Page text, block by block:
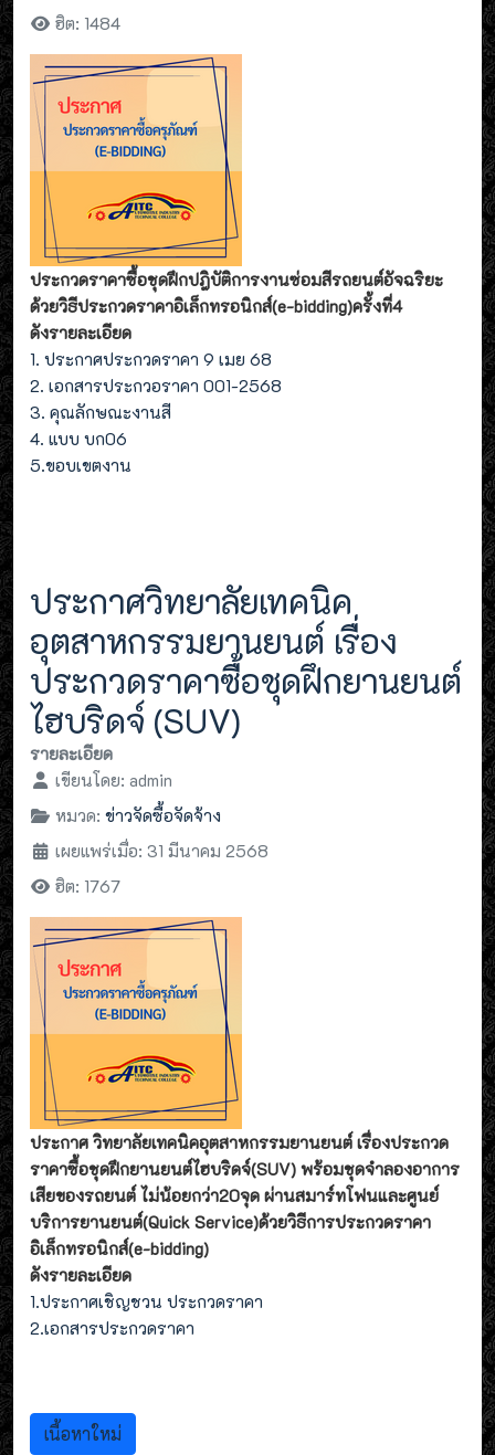
ฮิต: 1484
ประกวดราคาซื้อชุดฝึกปฎิบัติการงานซ่อมสีรถยนต์อัจฉริยะ
ด้วยวิธีประกวดราคาอิเล็กทรอนิกส์(e-bidding)ครั้งที่4
ดังรายละเอียด
1. ประกาศประกวดราคา 9 เมย 68
2. เอกสารประกวอราคา 001-2568
3. คุณลักษณะงานสี
4. แบบ บก06
5.ขอบเขตงาน
ประกาศวิทยาลัยเทคนิค
อุตสาหกรรมยานยนต์ เรื่อง
ประกวดราคาซื้อชุดฝึกยานยนต์
ไฮบริดจ์ (SUV)
รายละเอียด
เขียนโดย: admin
หมวด: ข่าวจัดซื้อจัดจ้าง
เผยแพร่เมื่อ: 31 มีนาคม 2568
ฮิต: 1767
ประกาศ วิทยาลัยเทคนิคอุตสาหกรรมยานยนต์ เรื่องประกวด
ราคาซื้อชุดฝึกยานยนต์ไฮบริดจ์(SUV) พร้อมชุดจำลองอาการ
เสียของรถยนต์ ไม่น้อยกว่า20จุด ผ่านสมาร์ทโฟนและศูนย์
บริการยานยนต์(Quick Service)ด้วยวิธีการประกวดราคา
อิเล็กทรอนิกส์(e-bidding)
ดังรายละเอียด
1.ประกาศเชิญชวน ประกวดราคา
2.เอกสารประกวดราคา
เนื้อหาใหม่